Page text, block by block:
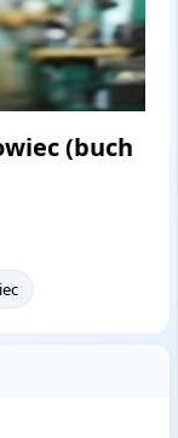
(buch